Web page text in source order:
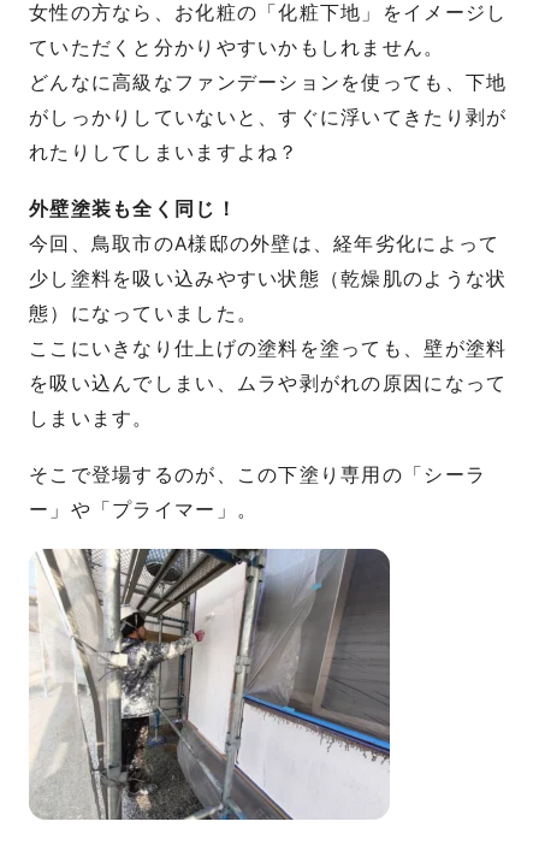
女性の方なら、お化粧の「化粧下地」をイメージし
ていただくと分かりやすいかもしれません。
どんなに高級なファンデーションを使っても、下地
がしっかりしていないと、すぐに浮いてきたり剥が
れたりしてしまいますよね？
外壁塗装も全く同じ！
今回、鳥取市のA様邸の外壁は、経年劣化によって
少し塗料を吸い込みやすい状態（乾燥肌のような状
態）になっていました。
ここにいきなり仕上げの塗料を塗っても、壁が塗料
を吸い込んでしまい、ムラや剥がれの原因になって
しまいます。
そこで登場するのが、この下塗り専用の「シーラ
ー」や「プライマー」。